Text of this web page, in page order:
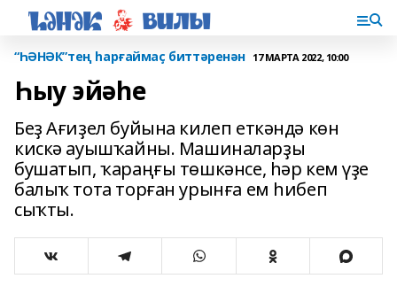
“ҺӘНӘК”тең һарғаймаҫ биттәренән 17 МАРТА 2022, 10:00
Һыу эйәһе
Беҙ Ағиҙел буйына килеп еткәндә көн
кискә ауыш­ҡайны. Машиналарҙы
бушатып, ҡараңғы төшкәнсе, һәр кем үҙе
балыҡ тота торған урынға ем һибеп
сыҡты.